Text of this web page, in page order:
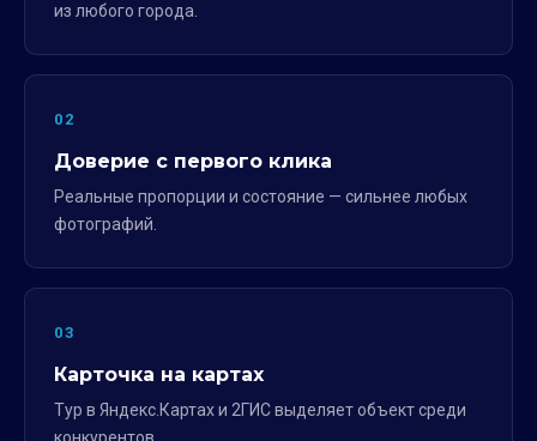
из любого города.
02
Доверие с первого клика
Реальные пропорции и состояние — сильнее любых
фотографий.
03
Карточка на картах
Тур в Яндекс.Картах и 2ГИС выделяет объект среди